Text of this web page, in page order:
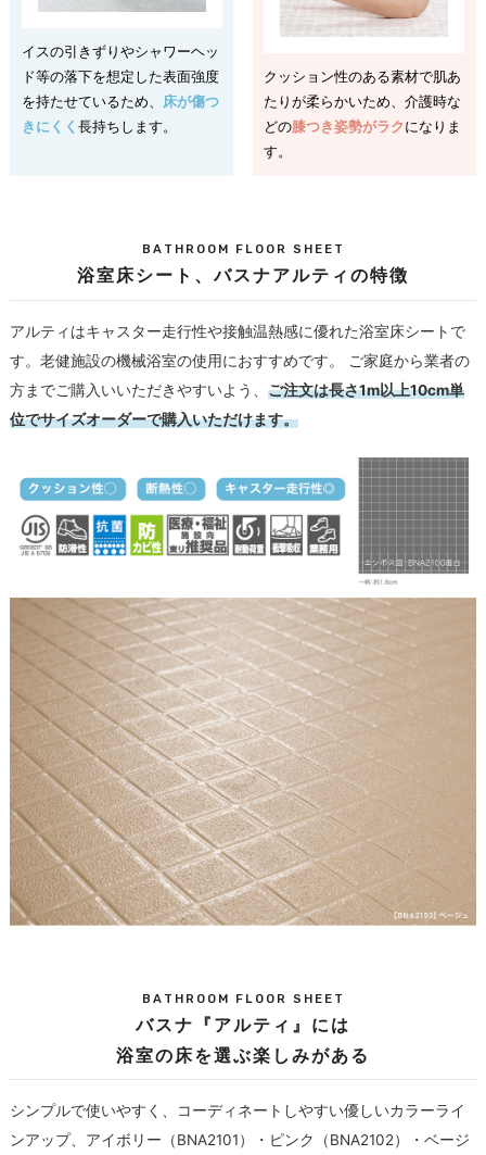
イスの引きずりやシャワーヘッ
ド等の落下を想定した表面強度
を持たせているため、 床が傷つ
きにくく 長持ちします。
クッション性のある素材で肌あ
たりが柔らかいため、介護時な
どの膝つき姿勢がラク になりま
す。
BATHROOM FLOOR SHEET
浴室床シート、バスナアルティの特徴
アルティはキャスター走行性や接触温熱感に優れた浴室床シートで
す。老健施設の機械浴室の使用におすすめです。 ご家庭から業者の
方までご購入いいただきやすいよう、 ご注文は長さ1m以上10cm単
位でサイズオーダーで購入いただけます。
BATHROOM FLOOR SHEET
バスナ『アルティ』には
浴室の床を選ぶ楽しみがある
シンプルで使いやすく、コーディネートしやすい優しいカラーライ
ンアップ、アイボリー（BNA2101）・ピンク（BNA2102）・ベージ